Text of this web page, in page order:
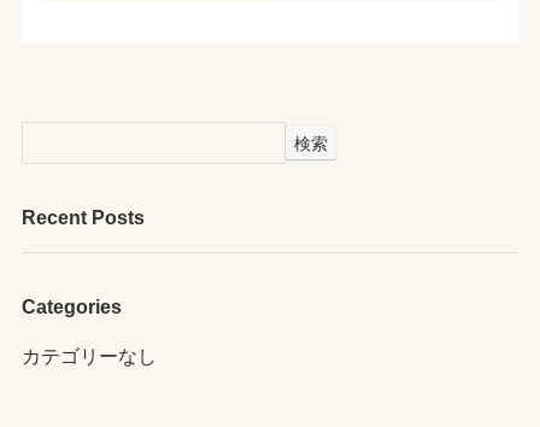
検索
Recent Posts
Categories
カテゴリーなし